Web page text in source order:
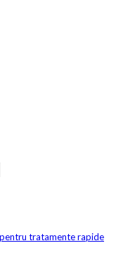
tratamente rapide